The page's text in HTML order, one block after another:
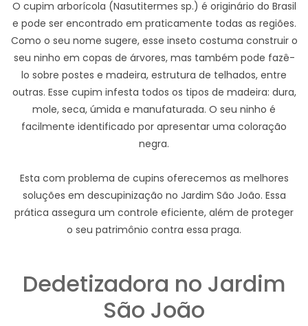
O cupim arborícola (Nasutitermes sp.) é originário do Brasil
e pode ser encontrado em praticamente todas as regiões.
Como o seu nome sugere, esse inseto costuma construir o
seu ninho em copas de árvores, mas também pode fazê-
lo sobre postes e madeira, estrutura de telhados, entre
outras. Esse cupim infesta todos os tipos de madeira: dura,
mole, seca, úmida e manufaturada. O seu ninho é
facilmente identificado por apresentar uma coloração
negra.
Esta com problema de cupins oferecemos as melhores
soluções em descupinização no Jardim São João. Essa
prática assegura um controle eficiente, além de proteger
o seu patrimônio contra essa praga.
Dedetizadora no Jardim
São João